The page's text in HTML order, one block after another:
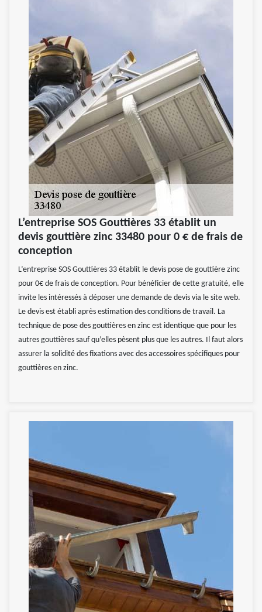
L’entreprise SOS Gouttières 33 établit un
devis gouttière zinc 33480 pour 0 € de frais de
conception
L’entreprise SOS Gouttières 33 établit le devis pose de gouttière zinc
pour 0€ de frais de conception. Pour bénéficier de cette gratuité, elle
invite les intéressés à déposer une demande de devis via le site web.
Le devis est établi après estimation des conditions de travail. La
technique de pose des gouttières en zinc est identique que pour les
autres gouttières sauf qu’elles pèsent plus que les autres. Il faut alors
assurer la solidité des fixations avec des accessoires spécifiques pour
gouttières en zinc.